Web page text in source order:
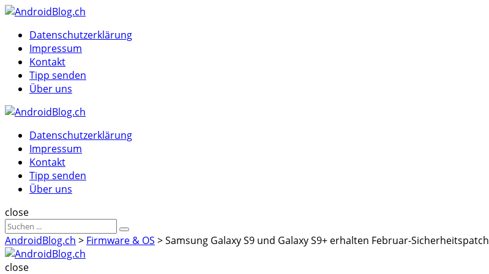
Menu
MenuDatenschutzerklärung
Impressum
Kontakt
Tipp senden
Über uns
Datenschutzerklärung
Impressum
Kontakt
Tipp senden
Über uns
Suche
close
Sucheergebnisse
für
Suche
AndroidBlog.ch > Firmware & OS >Samsung Galaxy S9 und Galaxy S9+ erhalten Februar-Sicherheitspatch
close